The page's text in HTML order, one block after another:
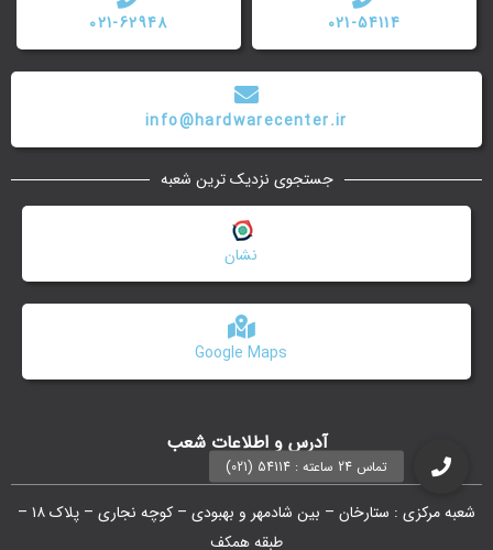
آدرس و اطلاعات شعب
شعبه مرکزی : ستارخان – بین شادمهر و بهبودی – کوچه نجاری – پلاک ۱۸ –
طبقه همکف
021-54114
021-62948
info@hardwarecenter.ir
جستجوی نزدیک ترین شعبه
Google Maps
نشان